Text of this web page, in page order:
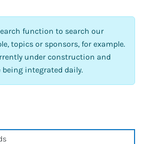
function to search our
topics or sponsors, for example.
under construction and
being integrated daily.